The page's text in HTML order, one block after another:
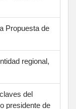
Propuesta de
regional,
del
presidente de